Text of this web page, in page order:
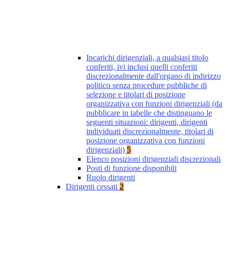
Incarichi dirigenziali, a qualsiasi titolo
conferiti, ivi inclusi quelli conferiti
discrezionalmente dall'organo di indirizzo
politico senza procedure pubbliche di
selezione e titolari di posizione
organizzativa con funzioni dirigenziali (da
pubblicare in tabelle che distinguano le
seguenti situazioni: dirigenti, dirigenti
individuati discrezionalmente, titolari di
posizione organizzativa con funzioni
dirigenziali) 5
Elenco posizioni dirigenziali discrezionali
Posti di funzione disponibili
Ruolo dirigenti
Dirigenti cessati 2